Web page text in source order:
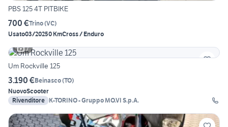
PBS 125 4T PITBIKE
700 €Trino(VC)
Usato03/20250 KmCross / Enduro
7
Um Rockville 125
3.190 €Beinasco(TO)
NuovoScooter
Rivenditore K-TORINO - Gruppo MO.VI S.p.A.